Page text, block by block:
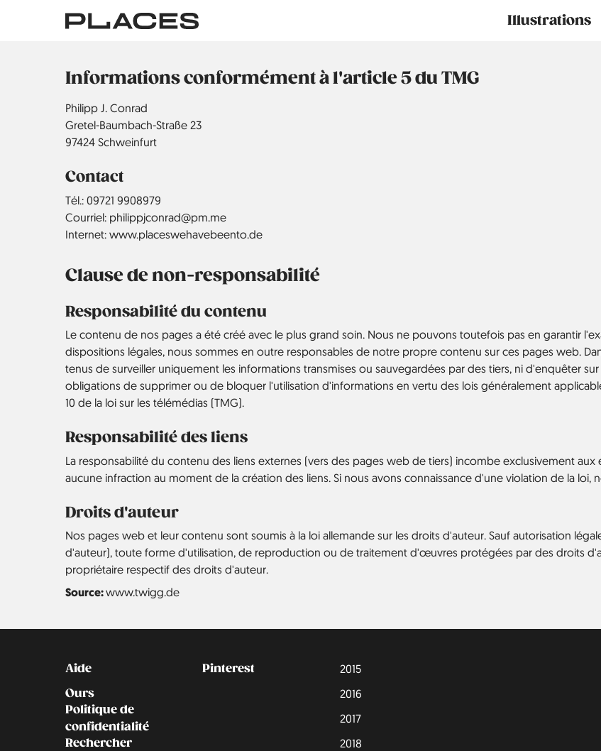
Main
navigation
Illustrations
Informations conformément à l'article 5 du TMG
Philipp J. Conrad
Gretel-Baumbach-Straße 23
97424 Schweinfurt
Contact
Tél.: 09721 9908979
Courriel: philippjconrad@pm.me
Internet: www.placeswehavebeento.de
Clause de non-responsabilité
Responsabilité du contenu
Le contenu de nos pages a été créé avec le plus grand soin. Nous ne pouvons toutefois pas en garantir
dispositions légales, nous sommes en outre responsables de notre propre contenu sur ces pages web.
tenus de surveiller uniquement les informations transmises ou sauvegardées par des tiers, ni d'enquêter
obligations de supprimer ou de bloquer l'utilisation d'informations en vertu des lois généralement
10 de la loi sur les télémédias (TMG).
Responsabilité des liens
La responsabilité du contenu des liens externes (vers des pages web de tiers) incombe exclusivement
aucune infraction au moment de la création des liens. Si nous avons connaissance d'une violation de la
Droits d'auteur
Nos pages web et leur contenu sont soumis à la loi allemande sur les droits d'auteur. Sauf autorisation
d'auteur), toute forme d'utilisation, de reproduction ou de traitement d'œuvres protégées par des droits
propriétaire respectif des droits d'auteur.
Source:www.twigg.de
Kontakt
Aide
Ours
Politique de
confidentialité
Rechercher
Social
Pinterest
2015
2016
2017
2018